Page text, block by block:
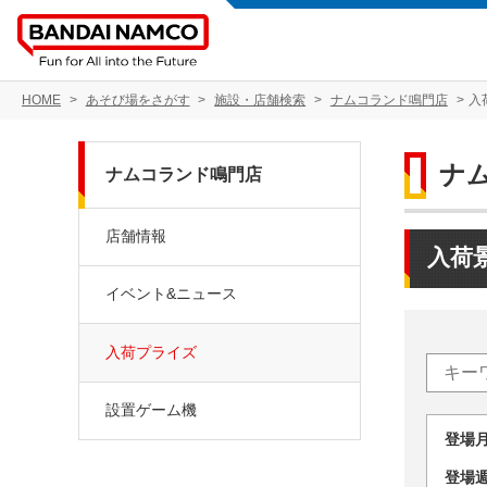
HOME あそび場をさがす 施設・店舗検索 ナムコランド鳴門店 入
ナ
入荷
登
登
ナムコランド鳴門店
店舗情報
イベント&ニュース
入荷プライズ
設置ゲーム機